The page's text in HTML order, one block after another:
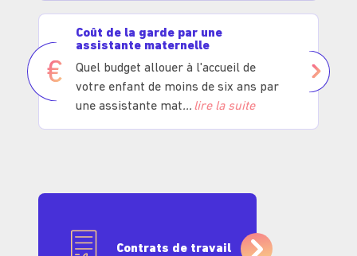
Coût de la garde par une
assistante maternelle
Quel budget allouer à l'accueil de
votre enfant de moins de six ans par
une assistante mat
lire la suite
Contrats de travail